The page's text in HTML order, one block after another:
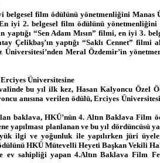
belgesel film ödülünü yönetmenliğini Manas
iyi 2. belgesel film ödülünü yönetmenliğini
yaptığı “Sen Adam Mısın” filmi, en iyi 3.
Çelikbaş’ın yaptığı “Saklı Cennet” filmi
Üniversitesi’nden Meral Özdemir’in
Üniversitesine
bu yıl ilk kez, Hasan Kalyoncu Özel
anısına verilen ödülü, Erciyes
baklava, HKÜ’nün 4. Altın Baklava
yapılması planlanan ve bu yıl dördüncüsü
ilgi ve yoğunluk ile yapılırken jüri
ödülünü HKÜ Mütevelli Heyeti Başkan Vekili
ev sahipliği yapan 4.Altın Baklava Film